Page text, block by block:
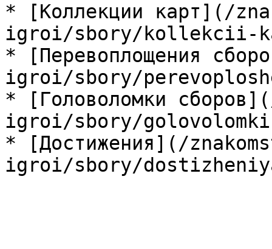
* [Коллекции карт](/
igroi/sbory/kollekcii-
* [Перевоплощения
igroi/sbory/
* [Головоломки
igroi/sbory/
* [Достижения](/